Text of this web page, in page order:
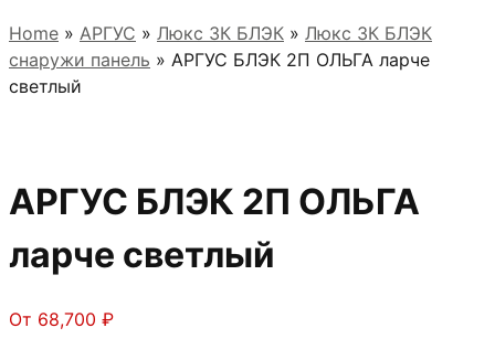
Home » АРГУС » Люкс 3К БЛЭК » Люкс 3К БЛЭК
снаружи панель » АРГУС БЛЭК 2П ОЛЬГА ларче
светлый
АРГУС БЛЭК 2П ОЛЬГА
ларче светлый
От 68,700 ₽